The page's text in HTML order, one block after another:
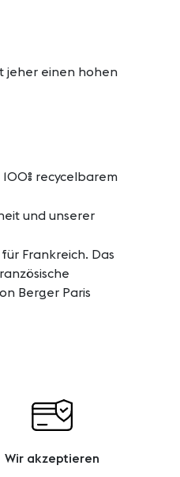
jeher einen hohen
recycelbarem
und unserer
Frankreich. Das
Berger Paris
Wir akzeptieren